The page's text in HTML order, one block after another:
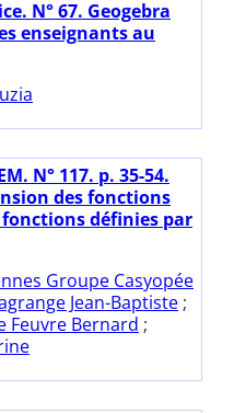
N° 67. Geogebra
enseignants au
N° 117. p. 35-54.
des fonctions
définies par
Groupe Casyopée
Jean-Baptiste ;
Feuvre Bernard ;